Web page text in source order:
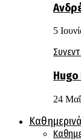
5
24
Καθημερινά